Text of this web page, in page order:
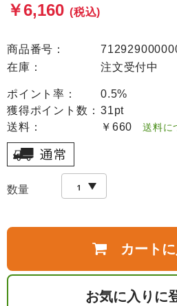
￥6,160 (税込)
商品番号：
在庫：
注文受付中
ポイント率：
0.5%
獲得ポイント数： 31pt
送料：
￥660 送料に
数量
カート
お気に入りに